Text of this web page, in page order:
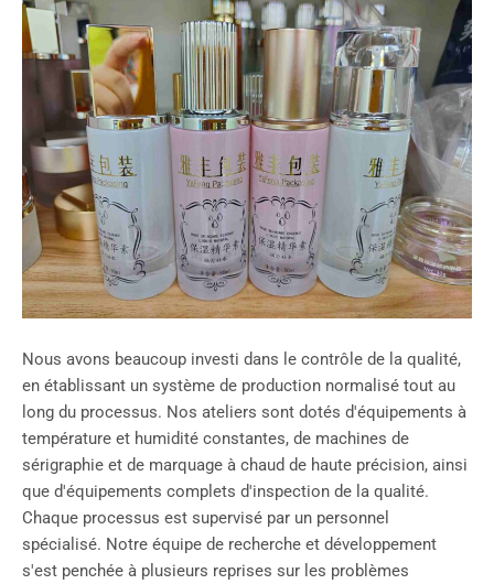
Nous avons beaucoup investi dans le contrôle de la qualité,
en établissant un système de production normalisé tout au
long du processus. Nos ateliers sont dotés d'équipements à
température et humidité constantes, de machines de
sérigraphie et de marquage à chaud de haute précision, ainsi
que d'équipements complets d'inspection de la qualité.
Chaque processus est supervisé par un personnel
spécialisé. Notre équipe de recherche et développement
s'est penchée à plusieurs reprises sur les problèmes